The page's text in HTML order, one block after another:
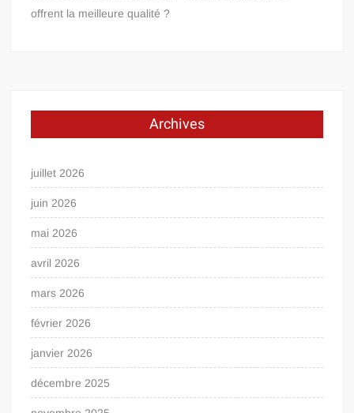
offrent la meilleure qualité ?
Archives
juillet 2026
juin 2026
mai 2026
avril 2026
mars 2026
février 2026
janvier 2026
décembre 2025